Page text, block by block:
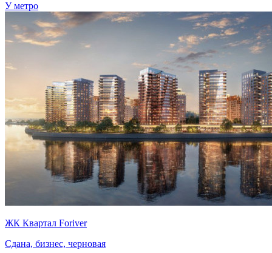
У метро
ЖК Квартал Foriver
Сдана, бизнес, черновая